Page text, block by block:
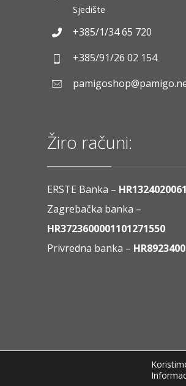
Sjedište
+385/1/34 65 720
+385/91/26 02 154
Žiro računi:
ERSTE Banka –
Zagrebačka banka –
HR3723600001101271550
Privredna banka –
Copyright © 2020 Pamigo d.o.o.